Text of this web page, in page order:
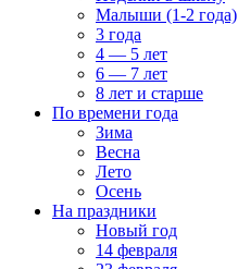
Малыши (1-2 года)
3 года
4 — 5 лет
6 — 7 лет
8 лет и старше
По времени года
Зима
Весна
Лето
Осень
На праздники
Новый год
14 февраля